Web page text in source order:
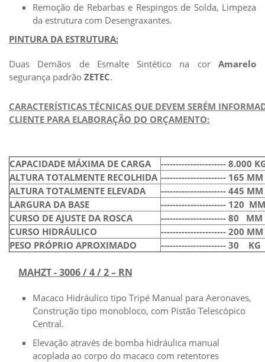
Remoção de Rebarbas e Respingos de Solda, Limpeza
da estrutura com Desengraxantes.
PINTURA DA ESTRUTURA:
Duas Demãos de Esmalte Sintético na cor Amarelo
segurança padrão ZETEC.
CARACTERÍSTICAS TÉCNICAS QUE DEVEM SERÉM
CLIENTE PARA ELABORAÇÃO DO ORÇAMENTO:
CAPACIDADE MÁXIMA DE CARGA ---------------------- 8.000
ALTURA TOTALMENTE RECOLHIDA ---------------------- 165 MM
ALTURA TOTALMENTE ELEVADA
---------------------- 445 MM
LARGURA DA BASE
---------------------- 120 MM
CURSO DE AJUSTE DA ROSCA
---------------------- 80 MM
CURSO HIDRÁULICO
---------------------- 200 MM
PESO PRÓPRIO APROXIMADO
---------------------- 30 KG
MAHZT - 3006 / 4 / 2 – RN
Macaco Hidráulico tipo Tripé Manual para Aeronaves,
Construção tipo monobloco, com Pistão Telescópico
Central.
Elevação através de bomba hidráulica manual
acoplada ao corpo do macaco com retentores